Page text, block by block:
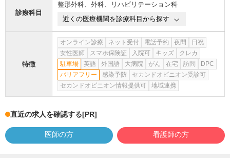
診療科目
整形外科、 外科、
リハビリテーション科
近くの医療機関を診療科目から探す
特徴
オンライン診療 ネット受付 電話予約 夜間
日祝
女性医師
スマホ保険証 入院可 キッズ
クレカ
駐車場
英語 外国語 大病院 がん 在宅 訪問
DPC
バリアフリー
感染予防
セカンドオピニオン受診可
セカンドオピニオン情報提供可
地域連携
直近の求人を確認する[PR]
医師の方 看護師の方